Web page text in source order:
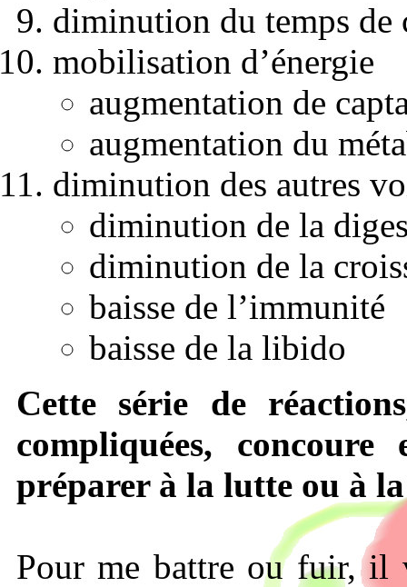
diminution du temps de
mobilisation d’énergie
augmentation de
augmentation du
diminution des autres
diminution de la
diminution de la
baisse de l’immunité
baisse de la libido
Cette série de
compliquées,
préparer à la lutte ou à
Pour me battre ou fuir, il